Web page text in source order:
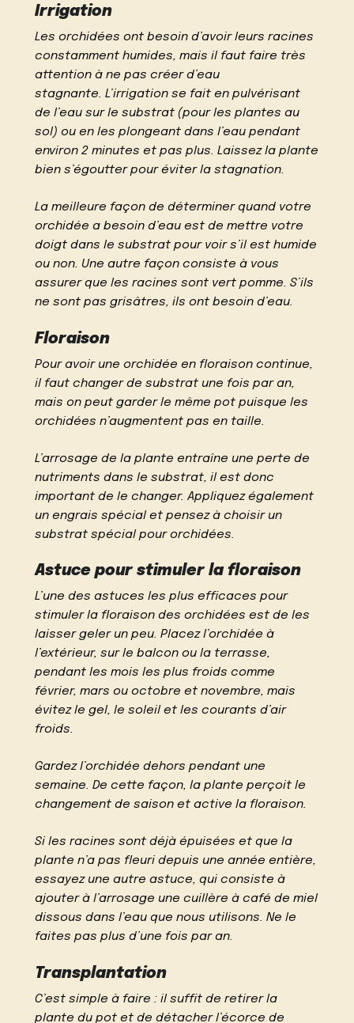
Irrigation
Les orchidées ont besoin d’avoir leurs racines
constamment humides, mais il faut faire très
attention à ne pas créer d’eau
stagnante. L’irrigation se fait en pulvérisant
de l’eau sur le substrat (pour les plantes au
sol) ou en les plongeant dans l’eau pendant
environ 2 minutes et pas plus. Laissez la plante
bien s’égoutter pour éviter la stagnation.
La meilleure façon de déterminer quand votre
orchidée a besoin d’eau est de mettre votre
doigt dans le substrat pour voir s’il est humide
ou non. Une autre façon consiste à vous
assurer que les racines sont vert pomme. S’ils
ne sont pas grisâtres, ils ont besoin d’eau.
Floraison
Pour avoir une orchidée en floraison continue,
il faut changer de substrat une fois par an,
mais on peut garder le même pot puisque les
orchidées n’augmentent pas en taille.
L’arrosage de la plante entraîne une perte de
nutriments dans le substrat, il est donc
important de le changer. Appliquez également
un engrais spécial et pensez à choisir un
substrat spécial pour orchidées.
Astuce pour stimuler la floraison
L’une des astuces les plus efficaces pour
stimuler la floraison des orchidées est de les
laisser geler un peu. Placez l’orchidée à
l’extérieur, sur le balcon ou la terrasse,
pendant les mois les plus froids comme
février, mars ou octobre et novembre, mais
évitez le gel, le soleil et les courants d’air
froids.
Gardez l’orchidée dehors pendant une
semaine. De cette façon, la plante perçoit le
changement de saison et active la floraison.
Si les racines sont déjà épuisées et que la
plante n’a pas fleuri depuis une année entière,
essayez une autre astuce, qui consiste à
ajouter à l’arrosage une cuillère à café de miel
dissous dans l’eau que nous utilisons. Ne le
faites pas plus d’une fois par an.
Transplantation
C’est simple à faire : il suffit de retirer la
plante du pot et de détacher l’écorce de